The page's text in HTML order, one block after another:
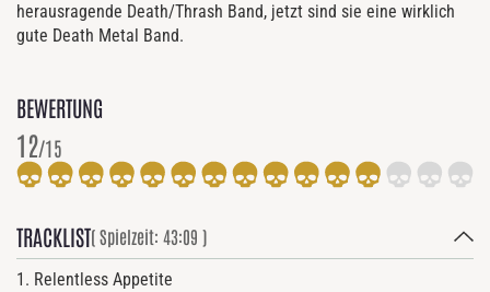
herausragende Death/Thrash Band, jetzt sind sie eine wirklich
gute Death Metal Band.
BEWERTUNG
12/15
TRACKLIST( Spielzeit: 43:09 )
1. Relentless Appetite